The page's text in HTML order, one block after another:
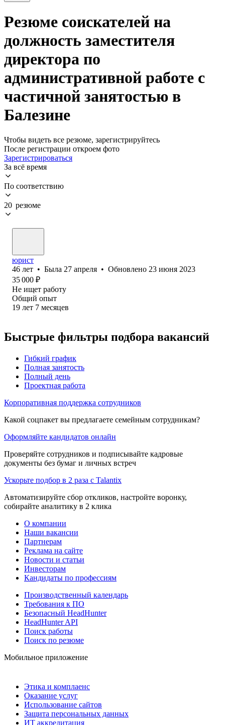
Резюме соискателей на
должность заместителя
директора по
административной работе с
частичной занятостью в
Балезине
Чтобы видеть все резюме, зарегистрируйтесь
После регистрации откроем фото
Зарегистрироваться
За всё время
По соответствию
20 резюме
юрист
46 лет • Была 27 апреля • Обновлено 23 июня 2023
35 000 ₽
Не ищет работу
Общий опыт
19 лет 7 месяцев
Быстрые фильтры подбора вакансий
Гибкий график
Полная занятость
Полный день
Проектная работа
Корпоративная поддержка сотрудников
Какой соцпакет вы предлагаете семейным сотрудникам?
Оформляйте кандидатов онлайн
Проверяйте сотрудников и подписывайте кадровые
документы без бумаг и личных встреч
Ускорьте подбор в 2 раза с Talantix
Автоматизируйте сбор откликов, настройте воронку,
собирайте аналитику в 2 клика
О компании
Наши вакансии
Партнерам
Реклама на сайте
Новости и статьи
Инвесторам
Кандидаты по профессиям
Производственный календарь
Требования к ПО
Безопасный HeadHunter
HeadHunter API
Поиск работы
Поиск по резюме
Мобильное приложение
Этика и комплаенс
Оказание услуг
Использование сайтов
Защита персональных данных
ИТ аккредитация